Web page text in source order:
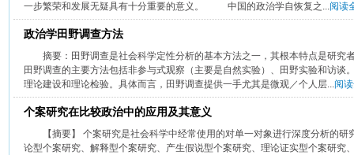
一步繁荣和发展无疑具有十分重要的意义。 中国的政治学自恢复之...阅读
政治学田野调查方法
摘要：田野调查是社会科学定性分析的基本方法之一，其根本特点是研究
田野调查的主要方法包括非参与式观察（主要是自然实验）、田野实验和访谈
理论建设和理论检验。具体而言，田野调查提供一手尤其是微观／个人层...阅
个案研究在比较政治中的应用及其意义
【摘要】 个案研究是社会科学中经常使用的对单一对象进行深度分析的
论型个案研究、解释型个案研究、产生假说型个案研究、理论证实型个案研究